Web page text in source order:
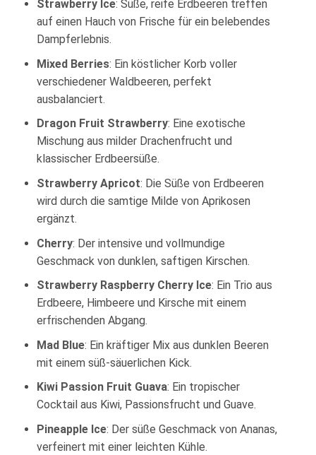
Strawberry Ice: Süße, reife Erdbeeren treffen
auf einen Hauch von Frische für ein belebendes
Dampferlebnis.
Mixed Berries: Ein köstlicher Korb voller
verschiedener Waldbeeren, perfekt
ausbalanciert.
Dragon Fruit Strawberry: Eine exotische
Mischung aus milder Drachenfrucht und
klassischer Erdbeersüße.
Strawberry Apricot: Die Süße von Erdbeeren
wird durch die samtige Milde von Aprikosen
ergänzt.
Cherry: Der intensive und vollmundige
Geschmack von dunklen, saftigen Kirschen.
Strawberry Raspberry Cherry Ice: Ein Trio aus
Erdbeere, Himbeere und Kirsche mit einem
erfrischenden Abgang.
Mad Blue: Ein kräftiger Mix aus dunklen Beeren
mit einem süß-säuerlichen Kick.
Kiwi Passion Fruit Guava: Ein tropischer
Cocktail aus Kiwi, Passionsfrucht und Guave.
Pineapple Ice: Der süße Geschmack von Ananas,
verfeinert mit einer leichten Kühle.